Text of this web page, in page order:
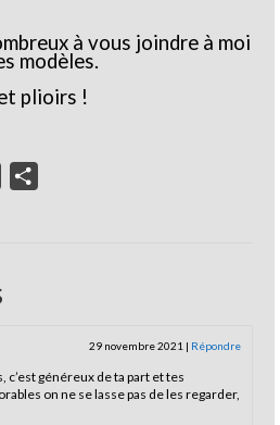
à vous joindre à moi
modèles.
plioirs !
LinkedIn
29 novembre 2021 | Répondre
généreux de ta part et tes
on ne se lasse pas de les regarder,